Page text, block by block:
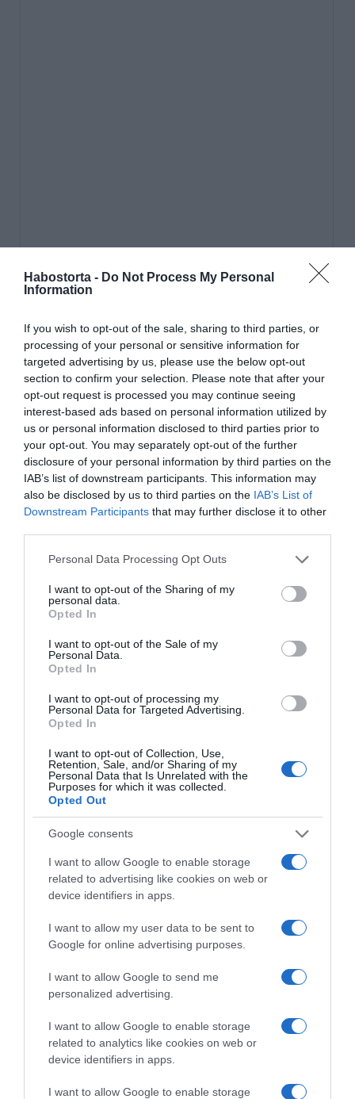
Habostorta - Do Not Process My Personal
Information
If you wish to opt-out of the sale, sharing to third parties, or
processing of your personal or sensitive information for
targeted advertising by us, please use the below opt-out
section to confirm your selection. Please note that after your
opt-out request is processed you may continue seeing
interest-based ads based on personal information utilized by
us or personal information disclosed to third parties prior to
your opt-out. You may separately opt-out of the further
disclosure of your personal information by third parties on the
IAB’s list of downstream participants. This information may
also be disclosed by us to third parties on the IAB’s List of
Downstream Participants that may further disclose it to other
Please note that this website/app uses one or more Google
not limited to your visit or usage behaviour. You may click to
grant or deny consent to Google and its third-party tags to
use your data for below specified purposes in below Google
consent section.
Personal Data Processing Opt Outs
I want to opt-out of the Sharing of my
personal data.
Opted In
I want to opt-out of the Sale of my
Personal Data.
Opted In
I want to opt-out of processing my
Personal Data for Targeted Advertising.
Opted In
I want to opt-out of Collection, Use,
Retention, Sale, and/or Sharing of my
Personal Data that Is Unrelated with the
Purposes for which it was collected.
Opted Out
Google consents
I want to allow Google to enable storage
related to advertising like cookies on web or
device identifiers in apps.
I want to allow my user data to be sent to
Google for online advertising purposes.
I want to allow Google to send me
personalized advertising.
I want to allow Google to enable storage
related to analytics like cookies on web or
device identifiers in apps.
I want to allow Google to enable storage
Az újdonsült menyasszony és párja már évek óta alkot
egy párt.
Címkék: lánykérés ,eljegyzés, Balaton
Nemes
Anna
Korábbi bejegyzések Következő bejegyzés
HASONLÓ BEJEGYZÉSEK
2026-08-06.
3 ok, amiért egy idősebb nő fiatalabb férfit választ